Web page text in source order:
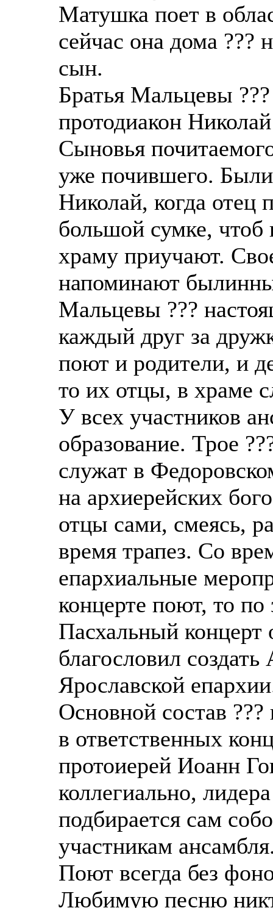
Матушка поет в
сейчас она дома ???
сын.
Братья Мальцевы
протодиакон
Сыновья
уже почившего.
Николай, когда отец
большой сумке,
храму приучают.
напоминают
Мальцевы ???
каждый друг за
поют и родители, и
то их отцы, в храме
У всех участников
образование. Трое
служат в
на архиерейских
отцы сами, смеясь,
время трапез. Со
епархиальные
концерте поют, то
Пасхальный
благословил
Ярославской
Основной состав
в ответственных
протоиерей Иоанн
коллегиально,
подбирается сам
участникам
Поют всегда без
Любимую песню